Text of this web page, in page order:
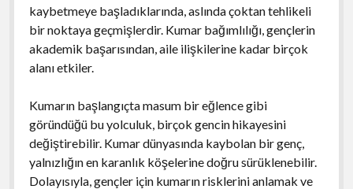
kaybetmeye başladıklarında, aslında çoktan tehlikeli
bir noktaya geçmişlerdir. Kumar bağımlılığı, gençlerin
akademik başarısından, aile ilişkilerine kadar birçok
alanı etkiler.
Kumarın başlangıçta masum bir eğlence gibi
göründüğü bu yolculuk, birçok gencin hikayesini
değiştirebilir. Kumar dünyasında kaybolan bir genç,
yalnızlığın en karanlık köşelerine doğru sürüklenebilir.
Dolayısıyla, gençler için kumarın risklerini anlamak ve